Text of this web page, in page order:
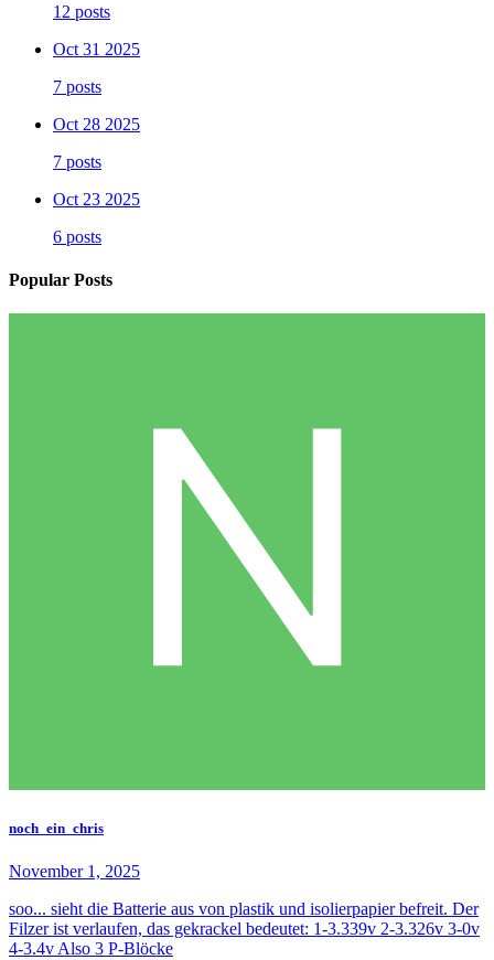
12 posts
Oct 31 2025
7 posts
Oct 28 2025
7 posts
Oct 23 2025
6 posts
Popular Posts
noch_ein_chris
November 1, 2025
soo... sieht die Batterie aus von plastik und isolierpapier befreit. Der
Filzer ist verlaufen, das gekrackel bedeutet: 1-3.339v 2-3.326v 3-0v
4-3.4v Also 3 P-Blöcke